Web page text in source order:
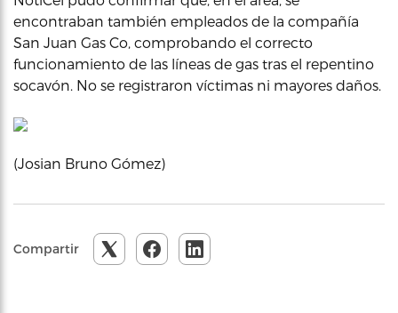
encontraban también empleados de la compañía
San Juan Gas Co, comprobando el correcto
funcionamiento de las líneas de gas tras el repentino
socavón. No se registraron víctimas ni mayores daños.
(Josian Bruno Gómez)
Compartir